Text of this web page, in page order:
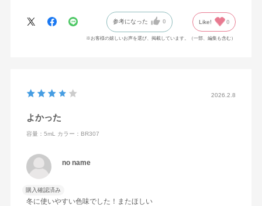
参考になった 0 Like! 0
※お客様の嬉しいお声を選び、掲載しています。（一部、編集も含む）
2026.2.8
よかった
容量：5mL カラー：BR307
no name
購入確認済み
冬に使いやすい色味でした！またほしい